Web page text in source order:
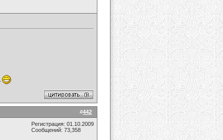
#442
Регистрация: 01.10.2009
Сообщений: 73,358